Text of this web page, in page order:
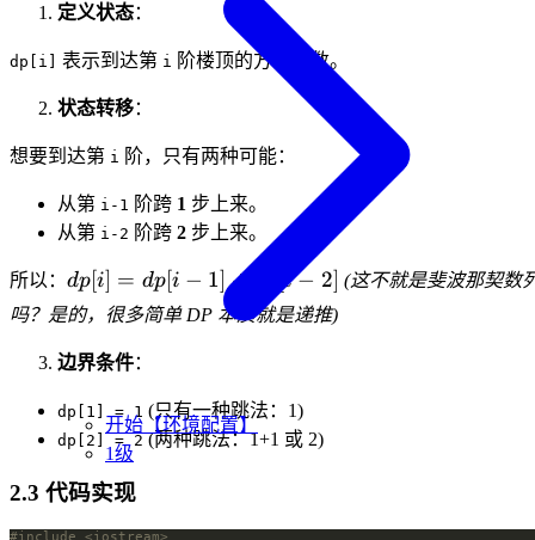
开始【环境配置】
1级
定义状态：
dp[i] 表示到达第 i 阶楼顶的方法总数。
状态转移：
想要到达第 i 阶，只有两种可能：
从第 i-1 阶跨 1 步上来。
从第 i-2 阶跨 2 步上来。
所以： dp[i]
=
dp[i-
1] +
2]
dp[i] = dp[i − 1] + i − 2] (这不就是斐波那契数
吗？是的，很多简单 DP 本质就是递推)
边界条件：
dp[1] = 1 (只有一种跳法：1)
dp[2] = 2(两种跳法：1+1 或 2)
2.3 代码实现
#include
<iostream>